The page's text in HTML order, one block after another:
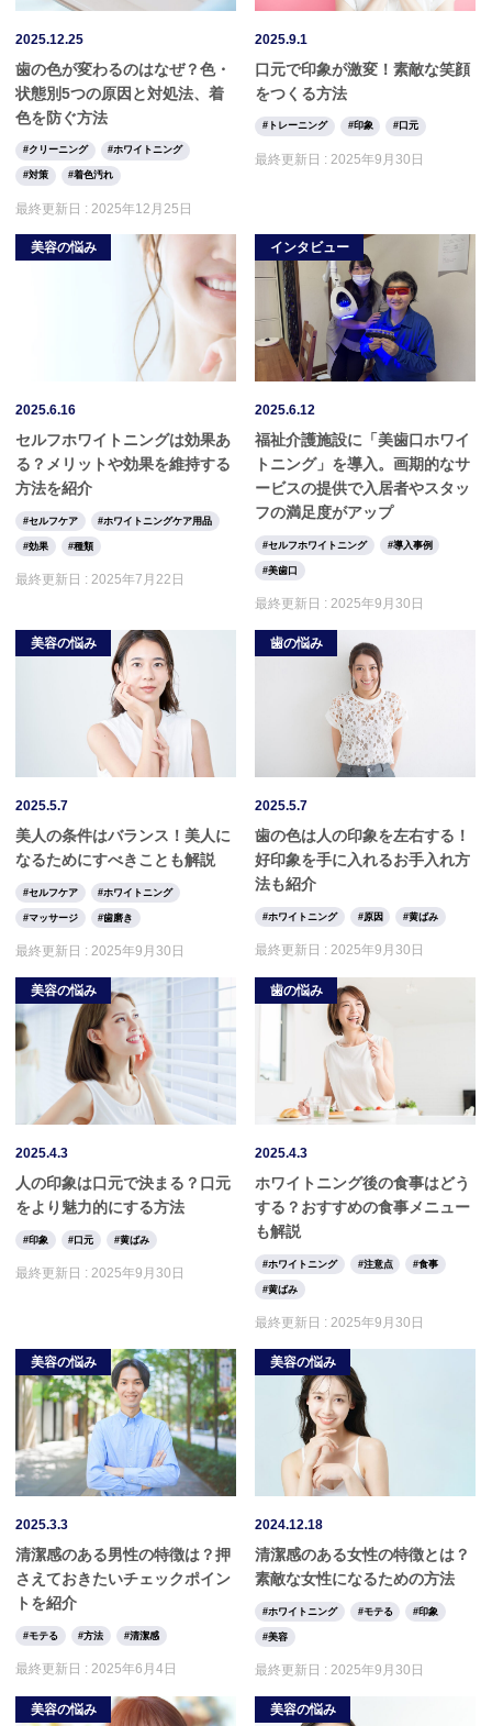
2025.12.25
歯の色が変わるのはなぜ？色・
状態別5つの原因と対処法、着
色を防ぐ方法
クリーニング ホワイトニング
対策 着色汚れ
最終更新日 : 2025年12月25日
2025.9.1
口元で印象が激変！素敵な笑顔
をつくる方法
トレーニング 印象 口元
最終更新日 : 2025年9月30日
美容の悩み
2025.6.16
セルフホワイトニングは効果あ
る？メリットや効果を維持する
方法を紹介
セルフケア ホワイトニングケア用品
効果 種類
最終更新日 : 2025年7月22日
インタビュー
2025.6.12
福祉介護施設に「美歯口ホワイ
トニング」を導入。画期的なサ
ービスの提供で入居者やスタッ
フの満足度がアップ
セルフホワイトニング 導入事例
美歯口
最終更新日 :2025年9月30日
美容の悩み
2025.5.7
美人の条件はバランス！美人に
なるためにすべきことも解説
セルフケア ホワイトニング
マッサージ 歯磨き
最終更新日 : 2025年9月30日
歯の悩み
2025.5.7
歯の色は人の印象を左右する！
好印象を手に入れるお手入れ方
法も紹介
ホワイトニング 原因 黄ばみ
最終更新日 :2025年9月30日
美容の悩み
2025.4.3
人の印象は口元で決まる？口元
をより魅力的にする方法
印象 口元 黄ばみ
最終更新日 : 2025年9月30日
歯の悩み
2025.4.3
ホワイトニング後の食事はどう
する？おすすめの食事メニュー
も解説
ホワイトニング 注意点 食事
黄ばみ
最終更新日 :2025年9月30日
美容の悩み
2025.3.3
清潔感のある男性の特徴は？押
さえておきたいチェックポイン
トを紹介
モテる 方法 清潔感
最終更新日 : 2025年6月4日
美容の悩み
2024.12.18
清潔感のある女性の特徴とは？
素敵な女性になるための方法
ホワイトニング モテる 印象
美容
最終更新日 :2025年9月30日
美容の悩み 美容の悩み